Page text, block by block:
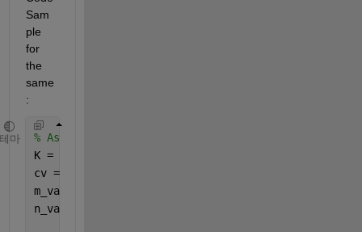
Sam
ple
for
the
same
:
테마
% Assuming Tb and Ts data are defined
K = 5;
cv = cvpartition(length(Tb),
m_values = zeros(K, 1);
n_values = zeros(K, 1);